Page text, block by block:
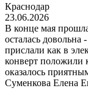
Краснодар
23.06.2026
В конце мая
осталась довольна
прислали как в
конверт положили
оказалось
Суменкова Елена